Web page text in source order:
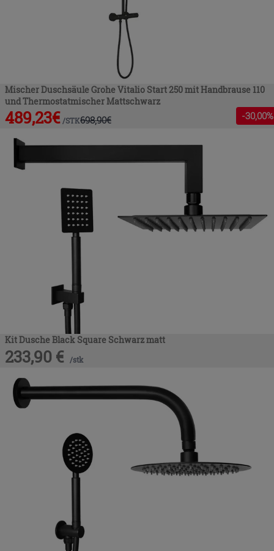
Mischer Duschsäule Grohe Vitalio Start 250 mit Handbrause 110
und Thermostatmischer Mattschwarz
489,23€ /STK698,90€ -30,00%
Kit Dusche Black Square Schwarz matt
233,90 € /stk